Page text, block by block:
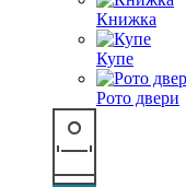
Книжка
Купе
Рото двери